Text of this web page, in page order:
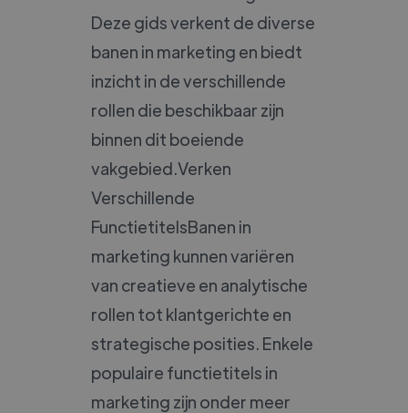
Deze gids verkent de diverse
banen in marketing en biedt
inzicht in de verschillende
rollen die beschikbaar zijn
binnen dit boeiende
vakgebied.Verken
Verschillende
FunctietitelsBanen in
marketing kunnen variëren
van creatieve en analytische
rollen tot klantgerichte en
strategische posities. Enkele
populaire functietitels in
marketing zijn onder meer